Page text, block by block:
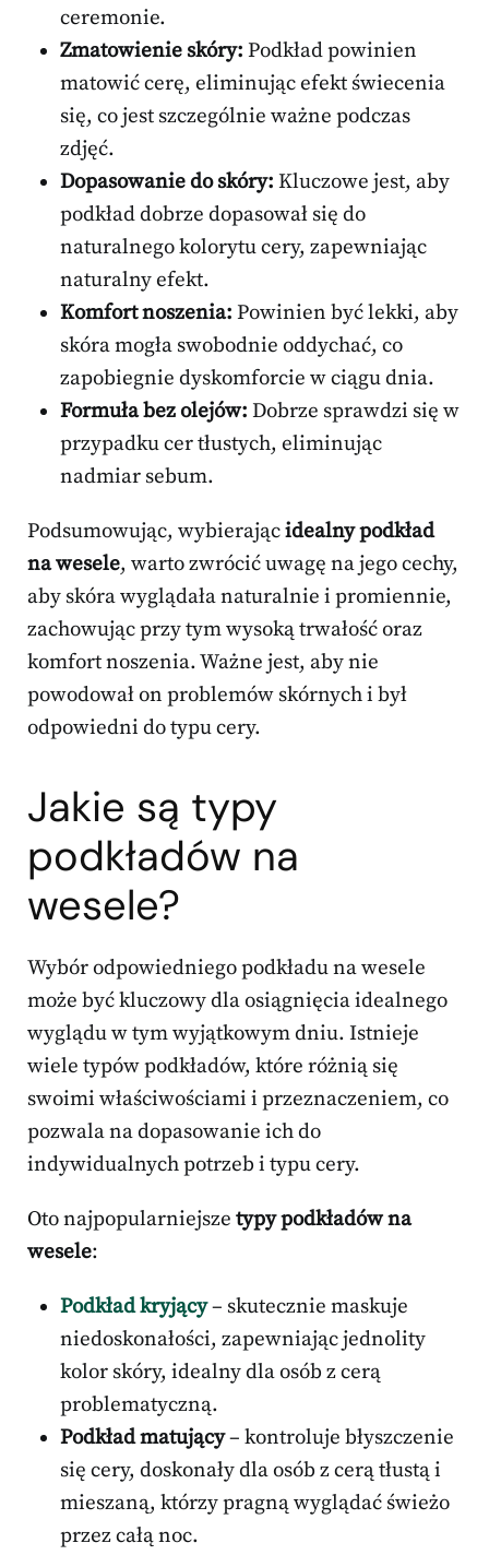
ceremonie.
Zmatowienie skóry: Podkład powinien
matowić cerę, eliminując efekt świecenia
się, co jest szczególnie ważne podczas
zdjęć.
Dopasowanie do skóry: Kluczowe jest, aby
podkład dobrze dopasował się do
naturalnego kolorytu cery, zapewniając
naturalny efekt.
Komfort noszenia: Powinien być lekki, aby
skóra mogła swobodnie oddychać, co
zapobiegnie dyskomforcie w ciągu dnia.
Formuła bez olejów: Dobrze sprawdzi się w
przypadku cer tłustych, eliminując
nadmiar sebum.
Podsumowując, wybierającidealny podkład
na wesele, warto zwrócić uwagę na jego cechy,
aby skóra wyglądała naturalnie i promiennie,
zachowując przy tym wysoką trwałość oraz
komfort noszenia. Ważne jest, aby nie
powodował on problemów skórnych i był
odpowiedni do typu cery.
Jakie są typy
podkładów na
wesele?
Wybór odpowiedniego podkładu na wesele
może być kluczowy dla osiągnięcia idealnego
wyglądu w tym wyjątkowym dniu. Istnieje
wiele typów podkładów, które różnią się
swoimi właściwościami i przeznaczeniem, co
pozwala na dopasowanie ich do
indywidualnych potrzeb i typu cery.
Oto najpopularniejsze typy podkładów na
wesele:
Podkład kryjący– skutecznie maskuje
niedoskonałości, zapewniając jednolity
kolor skóry, idealny dla osób z cerą
problematyczną.
Podkład matujący– kontroluje błyszczenie
się cery, doskonały dla osób z cerą tłustą i
mieszaną, którzy pragną wyglądać świeżo
przez całą noc.